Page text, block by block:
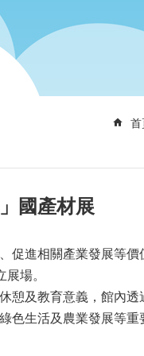
首
國產材展
進相關產業發展等價
場。
憩及教育意義，館內
色生活及農業發展等重